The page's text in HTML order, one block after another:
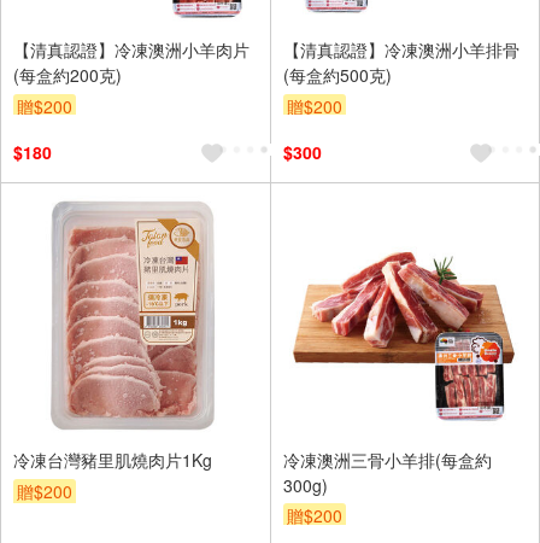
【清真認證】冷凍澳洲小羊肉片
(每盒約200克)
贈$200
$180
【清真認證】冷凍澳洲小羊排骨
(每盒約500克)
贈$200
$300
冷凍台灣豬里肌燒肉片1Kg
贈$200
冷凍澳洲三骨小羊排(每盒約
300g)
贈$200